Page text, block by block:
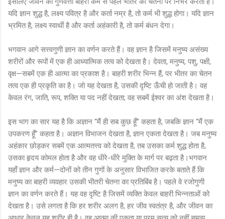
यदि ज्ञान शुद्ध है, लक्ष्य पवित्र है और कर्ता नम्र है, तो कर्म भी शुद्ध होगा। यदि ज्ञान
भ्रमित है, लक्ष्य स्वार्थी है और कर्ता अहंकारी है, तो कर्म बंधन देगा।
भगवान आगे सत्त्वगुणी ज्ञान का वर्णन करते हैं। वह ज्ञान है जिसमें मनुष्य असंख्य
शरीरों और रूपों में एक ही आध्यात्मिक तत्व को देखता है। देवता, मनुष्य, पशु, पक्षी,
वृक्ष—सबमें एक ही आत्मा का प्रकाश है। बाहरी शरीर भिन्न हैं, पर भीतर का चेतन
तत्व एक ही प्रकृति का है। जो यह देखता है, उसकी दृष्टि ऊँची हो जाती है। वह
केवल रंग, जाति, रूप, शक्ति या पद नहीं देखता; वह सबमें ईश्वर का अंश देखता है।
इस भाग का सार यह है कि अज्ञान “मैं ही सब कुछ हूँ” कहता है, जबकि ज्ञान “मैं एक
उपकरण हूँ” कहता है। अज्ञान विभाजन देखता है, ज्ञान एकता देखता है। जब मनुष्य
अहंकार छोड़कर सबमें एक आत्मतत्त्व को देखता है, तब उसका कर्म शुद्ध होता है,
उसका हृदय कोमल होता है और वह धीरे-धीरे मुक्ति के मार्ग पर बढ़ता है।भगवान
यहाँ ज्ञान और कर्म—दोनों को तीन गुणों के अनुसार विभाजित करके बताते हैं कि
मनुष्य का बाहरी व्यवहार उसकी भीतरी चेतना का प्रतिबिंब है। पहले वे रजोगुणी
ज्ञान का वर्णन करते हैं। यह वह दृष्टि है जिसमें व्यक्ति केवल बाहरी भिन्नताओं को
देखता है। उसे लगता है कि हर शरीर अलग है, हर जीव स्वतंत्र है, और जीवन का